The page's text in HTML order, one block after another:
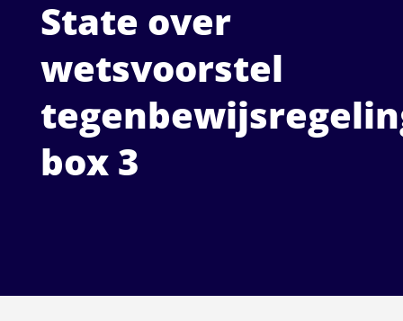
State over
wetsvoorstel
box 3